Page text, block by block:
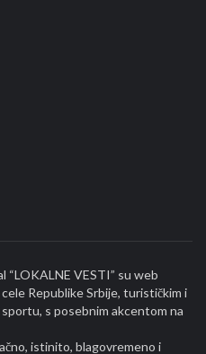
VESTI” su web
cele Republike Srbije, turističkim i
s posebnim akcentom na
istinito, blagovremeno i